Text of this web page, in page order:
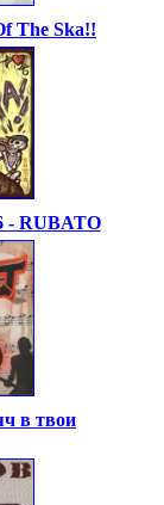
The Ska!!
- RUBATO
в твои